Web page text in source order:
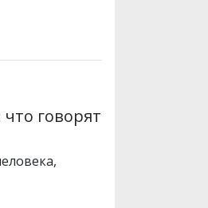
говорят